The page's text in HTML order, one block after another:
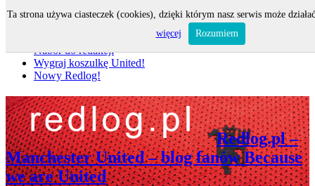
Nabór do redakcji
Wygraj koszulkę United!
Nowy Redlog!
Redlog.pl –
Manchester United – blog fanów Because
we are United
Ta strona używa ciasteczek (cookies), dzięki którym nasz serwis może
więcej
Rozumiem